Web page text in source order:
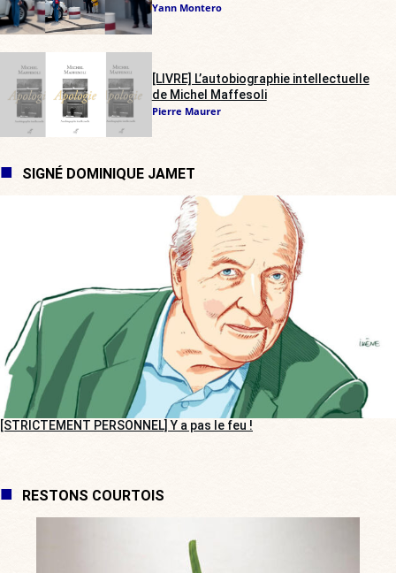
Yann Montero
[LIVRE] L’autobiographie intellectuelle
de Michel Maffesoli
Pierre Maurer
SIGNÉ DOMINIQUE JAMET
[STRICTEMENT PERSONNEL] Y a pas le feu !
RESTONS COURTOIS